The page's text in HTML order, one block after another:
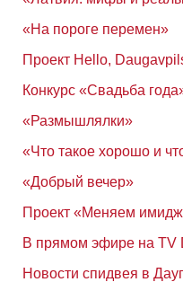
«На пороге перемен»
Проект Hello,
Конкурс «Свадьба
«Размышлялки»
«Что такое хорошо и
«Добрый вечер»
Проект «Меняем
В прямом эфире на TV
Новости спидвея в